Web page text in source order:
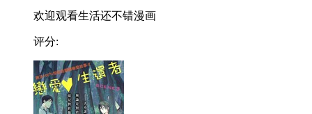
欢迎观看生活还不错漫画
评分: